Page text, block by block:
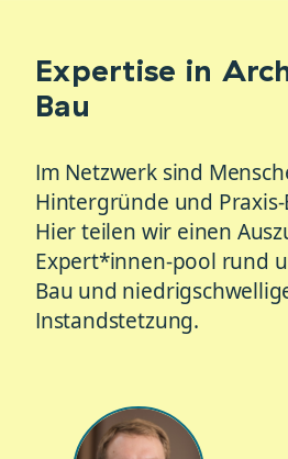
Expertise in
Bau
Im Netzwerk sind
Hintergründe und
Hier teilen wir einen
Expert*innen-pool rund
Bau und
Instandstetzung.